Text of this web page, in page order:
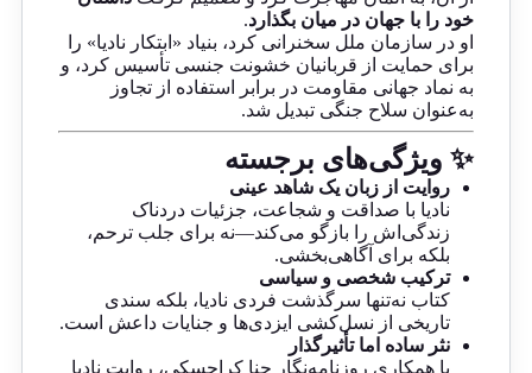
خود را با جهان در میان بگذارد.
او در سازمان ملل سخنرانی کرد، بنیاد «ابتکار نادیا» را
برای حمایت از قربانیان خشونت جنسی تأسیس کرد، و
به نماد جهانی مقاومت در برابر استفاده از تجاوز
به‌عنوان سلاح جنگی تبدیل شد.
✨ ویژگی‌های برجسته
روایت از زبان یک شاهد عینی
نادیا با صداقت و شجاعت، جزئیات دردناک
زندگی‌اش را بازگو می‌کند—نه برای جلب ترحم،
بلکه برای آگاهی‌بخشی.
ترکیب شخصی و سیاسی
کتاب نه‌تنها سرگذشت فردی نادیا، بلکه سندی
تاریخی از نسل‌کشی ایزدی‌ها و جنایات داعش است.
نثر ساده اما تأثیرگذار
با همکاری روزنامه‌نگار جنا کراجسکی، روایت نادیا